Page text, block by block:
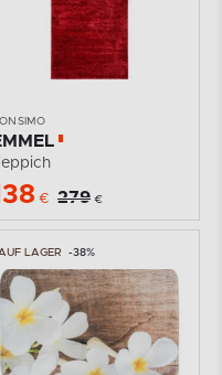
€ 279 €
LAGER -38%